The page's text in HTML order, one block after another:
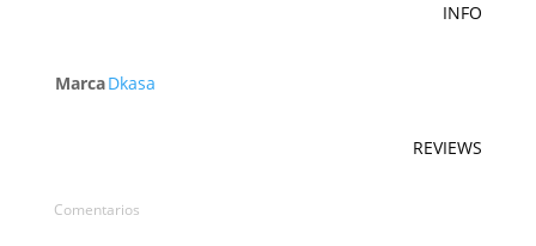
INFO
MarcaDkasa
REVIEWS
Comentarios